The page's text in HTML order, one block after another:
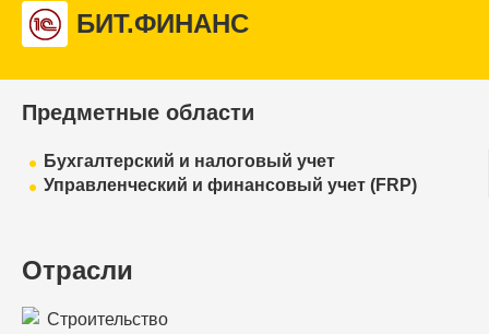
БИТ.ФИНАНС
Предметные области
Бухгалтерский и налоговый учет
Управленческий и финансовый учет (FRP)
Отрасли
Строительство